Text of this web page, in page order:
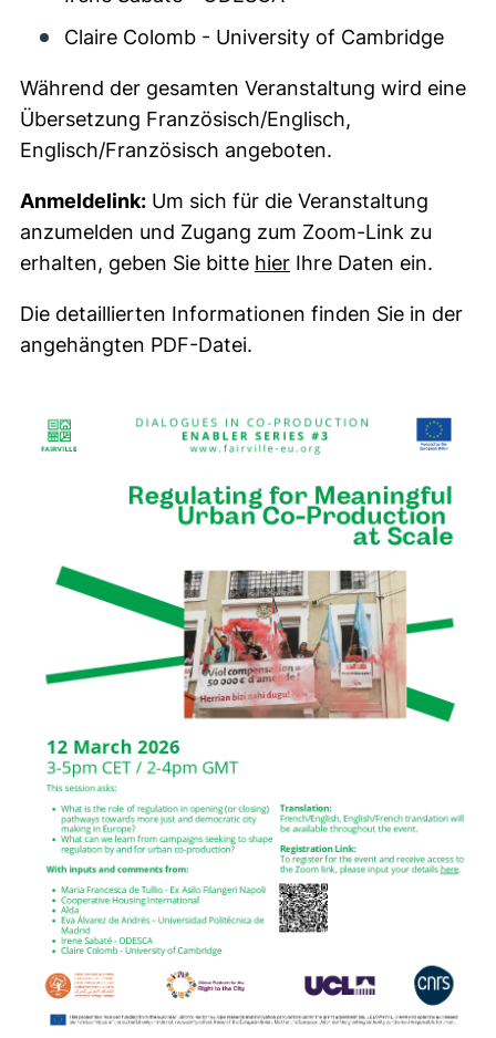
Claire Colomb - University of Cambridge
Während der gesamten Veranstaltung wird eine
Übersetzung Französisch/Englisch,
Englisch/Französisch angeboten.
Anmeldelink: Um sich für die Veranstaltung
anzumelden und Zugang zum Zoom-Link zu
erhalten, geben Sie bitte hier(externer Link, öffnet
Ihre Daten ein.
Die detaillierten Informationen finden Sie in der
angehängten PDF-Datei.